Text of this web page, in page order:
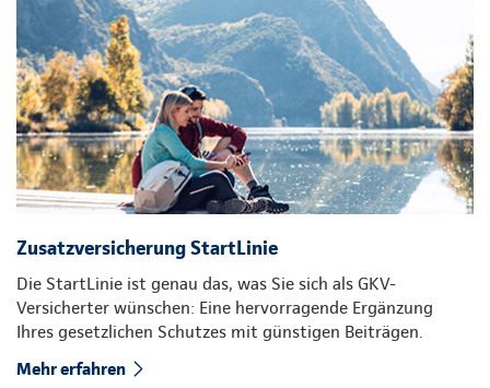
Zusatzversicherung StartLinie
Die StartLinie ist genau das, was Sie sich als GKV-
Versicherter wünschen: Eine hervorragende Ergänzung
Ihres gesetzlichen Schutzes mit günstigen Beiträgen.
Mehr erfahren